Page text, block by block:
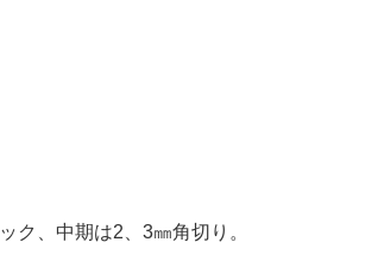
、中期は2、3㎜角切り。